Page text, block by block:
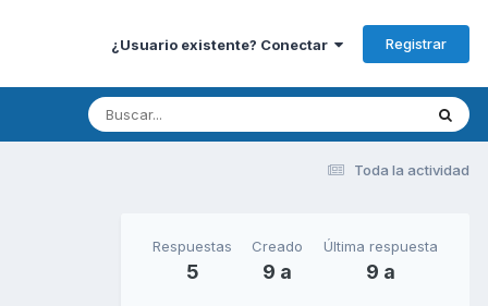
¿Usuario existente? Conectar Registrar
Toda la actividad
Respuestas
5
Creado
9 a
Última respuesta
9 a